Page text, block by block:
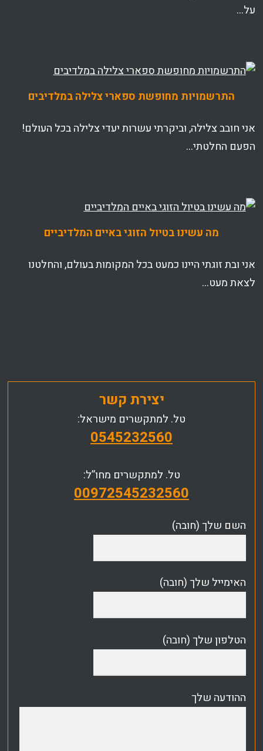
על…
התרשמויות מחופשת ספארי צלילה במלדיבים
אני חובב צלילה, וביקרתי עשרות יעדי צלילה בכל העולם!
הפעם החלטתי…
מה עשינו בטיול הזוגי באיים המלדיביים
אני ובת זוגתי היינו כמעט בכל המקומות בעולם, והחלטנו
לצאת מעט…
יצירת קשר
טל. למתקשרים מישראל:
0545232560
טל. למתקשרים מחו”ל:
00972545232560
השם שלך (חובה)
האימייל שלך (חובה)
הטלפון שלך (חובה)
ההודעה שלך